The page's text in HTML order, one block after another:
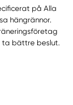
på Alla
hängrännor.
ta bättre beslut.